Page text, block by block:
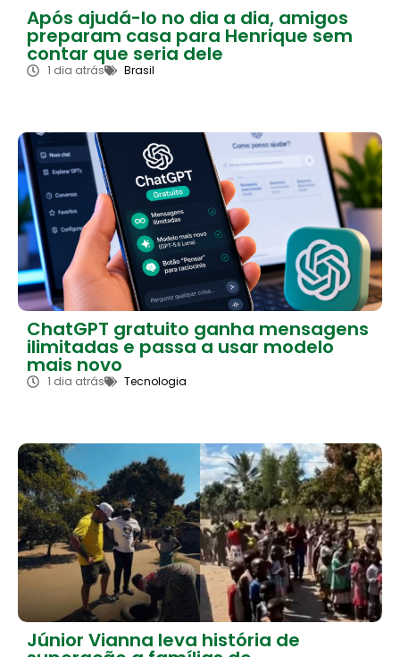
Após ajudá-lo no dia a dia, amigos
preparam casa para Henrique sem
contar que seria dele
1 dia atrás Brasil
ChatGPT gratuito ganha mensagens
ilimitadas e passa a usar modelo
mais novo
1 dia atrás Tecnologia
Júnior Vianna leva história de